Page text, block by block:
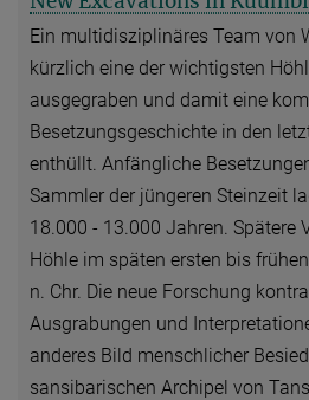
Ein multidisziplinäres Team von
kürzlich eine der wichtigsten
ausgegraben und damit eine
Besetzungsgeschichte in den
enthüllt. Anfängliche
Sammler der jüngeren Steinzeit
18.000 - 13.000 Jahren. Spätere
Höhle im späten ersten bis
n. Chr. Die neue Forschung
Ausgrabungen und
anderes Bild menschlicher
sansibarischen Archipel von